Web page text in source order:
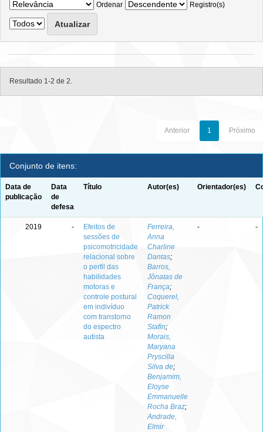
Ordenar
Registro(s)
Resultado 1-2 de 2.
Anterior 1 Próximo
Conjunto de itens:
Data de
publicação
Data
de
defesa
Título Autor(es) Orientador(es)
2019 -
Efeitos de
sessões de
psicomotricidade
relacional sobre
o perfil das
habilidades
motoras e
controle postural
em indivíduo
com transtorno
do espectro
autista
Ferreira,
Anna
Charline
Dantas;
Barros,
Jônatas de
França;
Coquerel,
Patrick
Ramon
Stafin;
Morais,
Maryana
Pryscilla
Silva de;
Benjamim,
Eloyse
Emmanuelle
Rocha Braz;
Andrade,
Elmir
- -